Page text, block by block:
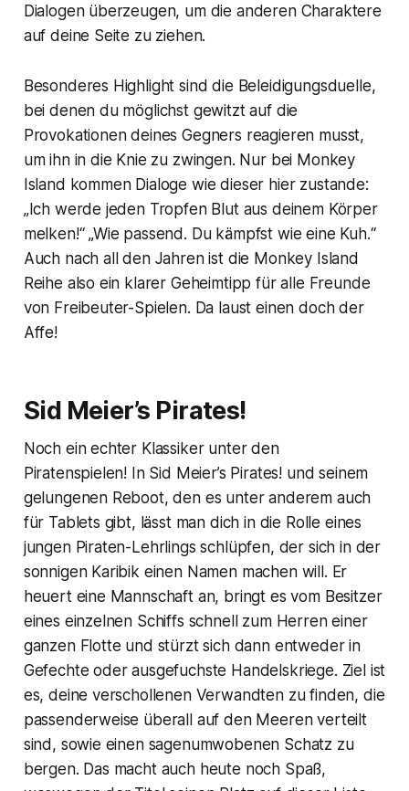
Dialogen überzeugen, um die anderen Charaktere
auf deine Seite zu ziehen.
Besonderes Highlight sind die Beleidigungsduelle,
bei denen du möglichst gewitzt auf die
Provokationen deines Gegners reagieren musst,
um ihn in die Knie zu zwingen. Nur bei Monkey
Island kommen Dialoge wie dieser hier zustande:
„Ich werde jeden Tropfen Blut aus deinem Körper
melken!“ „Wie passend. Du kämpfst wie eine Kuh.“
Auch nach all den Jahren ist die Monkey Island
Reihe also ein klarer Geheimtipp für alle Freunde
von Freibeuter-Spielen. Da laust einen doch der
Affe!
Sid Meier’s Pirates!
Noch ein echter Klassiker unter den
Piratenspielen! In Sid Meier’s Pirates! und seinem
gelungenen Reboot, den es unter anderem auch
für Tablets gibt, lässt man dich in die Rolle eines
jungen Piraten-Lehrlings schlüpfen, der sich in der
sonnigen Karibik einen Namen machen will. Er
heuert eine Mannschaft an, bringt es vom Besitzer
eines einzelnen Schiffs schnell zum Herren einer
ganzen Flotte und stürzt sich dann entweder in
Gefechte oder ausgefuchste Handelskriege. Ziel ist
es, deine verschollenen Verwandten zu finden, die
passenderweise überall auf den Meeren verteilt
sind, sowie einen sagenumwobenen Schatz zu
bergen. Das macht auch heute noch Spaß,